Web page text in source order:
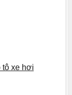
tô xe hơi